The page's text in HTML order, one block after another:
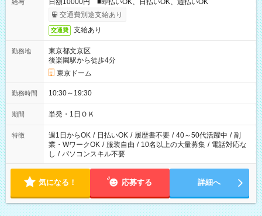
給与
日額10000円 ■即払いOK、日払いOK、週払いOK
交通費別途支給あり
交通費 支給あり
勤務地
東京都文京区
後楽園駅から徒歩4分
東京ドーム
勤務時間 10:30～19:30
期間 単発・1日ＯＫ
特徴 週1日からOK / 日払いOK / 履歴書不要 / 40～50代活躍中 / 副
業・WワークOK / 服装自由 / 10名以上の大量募集 / 電話対応な
し / パソコンスキル不要
気になる！ 応募する 詳細へ